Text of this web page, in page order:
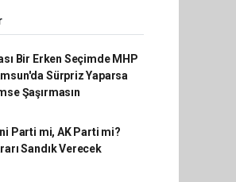
Bir Erken Seçimde MHP
Sürpriz Yaparsa
Şaşırmasın
Parti mi, AK Parti mi?
Sandık Verecek